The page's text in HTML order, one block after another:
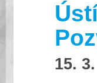
15.